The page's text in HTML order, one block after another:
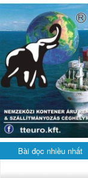
Bài đọc nhiều nhất